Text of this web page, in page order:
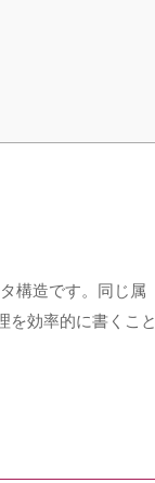
構造です。同じ属
を効率的に書くこと